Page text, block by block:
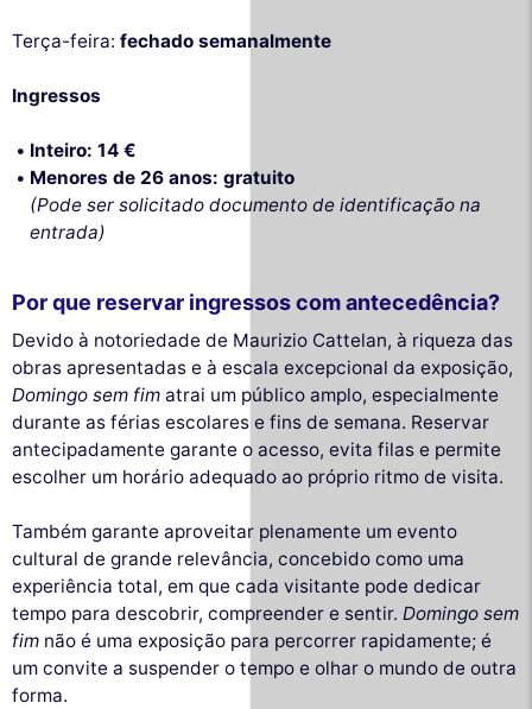
Terça-feira: fechado semanalmente
Ingressos
Inteiro: 14 €
Menores de 26 anos: gratuito
(Pode ser solicitado documento de identificação na
entrada)
Por que reservar ingressos com antecedência?
Devido à notoriedade de Maurizio Cattelan, à riqueza das
obras apresentadas e à escala excepcional da exposição,
Domingo sem fim atrai um público amplo, especialmente
durante as férias escolares e fins de semana. Reservar
antecipadamente garante o acesso, evita filas e permite
escolher um horário adequado ao próprio ritmo de visita.
Também garante aproveitar plenamente um evento
cultural de grande relevância, concebido como uma
experiência total, em que cada visitante pode dedicar
tempo para descobrir, compreender e sentir. Domingo sem
fim não é uma exposição para percorrer rapidamente; é
um convite a suspender o tempo e olhar o mundo de outra
forma.